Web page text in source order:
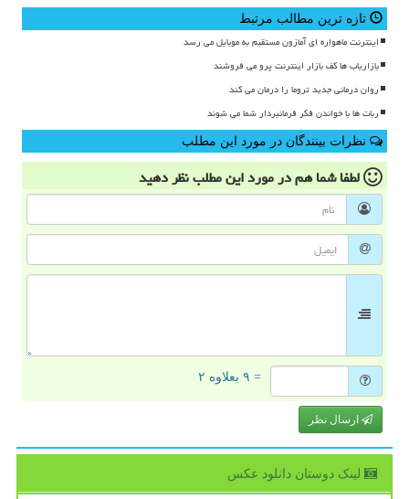
تازه ترین مطالب مرتبط
اینترنت ماهواره ای آمازون مستقیم به موبایل می رسد
بازاریاب ها کف بازار اینترنت پرو می فروشند
روان درمانی جدید تروما را درمان می کند
ربات ها با خواندن فکر فرمانبردار شما می شوند
نظرات بینندگان در مورد این مطلب
لطفا شما همدر مورد این مطلبنظر دهید
= ۹ بعلاوه ۲
ارسال نظر
لینک دوستان دانلود عكس